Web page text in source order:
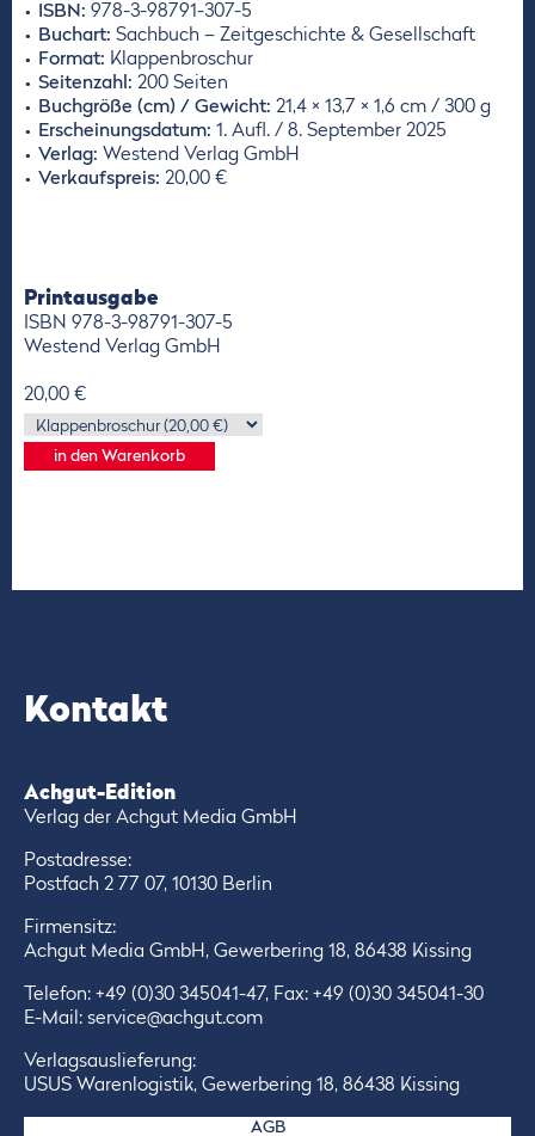
ISBN: 978-3-98791-307-5
Buchart: Sachbuch – Zeitgeschichte & Gesellschaft
Format: Klappenbroschur
Seitenzahl: 200 Seiten
Buchgröße (cm) / Gewicht: 21,4 × 13,7 × 1,6 cm / 300 g
Erscheinungsdatum: 1. Aufl. / 8. September 2025
Verlag: Westend Verlag GmbH
Verkaufspreis: 20,00 €
Printausgabe
ISBN 978-3-98791-307-5
Westend Verlag GmbH
20,00 €
Kontakt
Achgut-Edition
Verlag der Achgut Media GmbH
Postadresse:
Postfach 2 77 07, 10130 Berlin
Firmensitz:
Achgut Media GmbH, Gewerbering 18, 86438 Kissing
Telefon: +49 (0)30 345041-47, Fax: +49 (0)30 345041-30
E-Mail: service@achgut.com
Verlagsauslieferung:
USUS Warenlogistik, Gewerbering 18, 86438 Kissing
AGB